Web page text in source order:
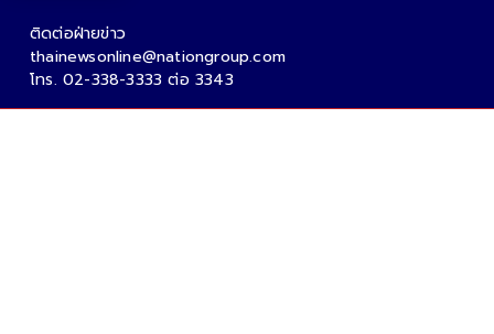
ติดต่อฝ่ายข่าว
thainewsonline@nationgroup.com
โทร. 02-338-3333 ต่อ 3343